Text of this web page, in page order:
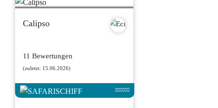
Calipso
11 Bewertungen
(zuletzt: 15.06.2026)